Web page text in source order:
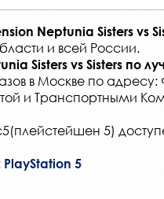
Neptunia Sisters vs
и всей России.
Sisters vs Sisters по
в Москве по адресу:
и Транспортными
5)
PlayStation 5